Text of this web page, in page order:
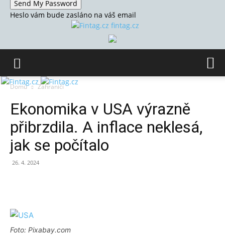
Heslo vám bude zasláno na váš email
fintag.cz
Domů Zahraničí
Ekonomika v USA výrazně
přibrzdila. A inflace neklesá,
jak se počítalo
26. 4. 2024
Foto: Pixabay.com